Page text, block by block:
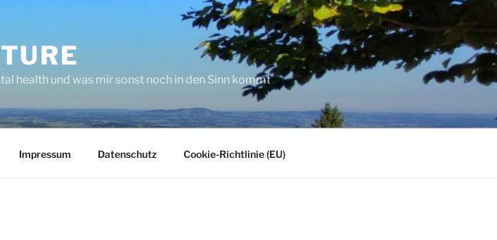
health und was mir sonst noch in den Sinn kommt
Impressum Datenschutz Cookie-Richtlinie (EU)